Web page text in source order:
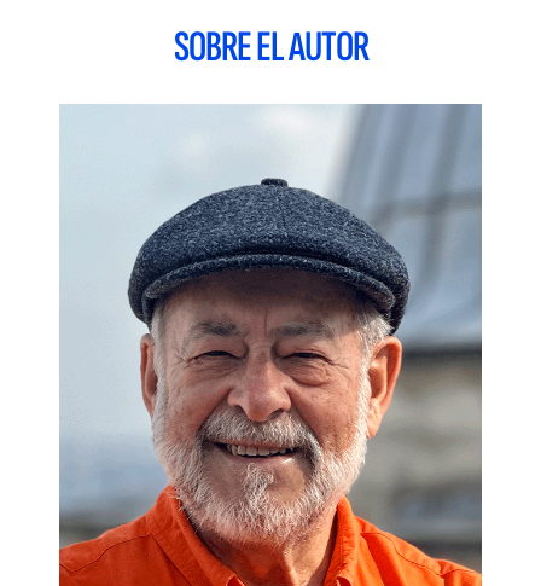
áreas en las que todo mando debe ejercer un dominio cada
vez más preciso es en la gestión de personas difíciles,
de los colaboradores que dependen de él; para eso, debe
desarrollar aptitudes y habilidades que permitan potenciar su
liderazgo, el trabajo en equipo, la motivación y la
comunicación, competencias de reconocido interés,
especialmente si se tiene en cuenta que una de las
principales funciones de todo mando responsable es dirigir
con la mayor eficacia el equipo humano puesto a su cargo y
favorecer su desarrollo.
Capítulo 1. La dirección y gestión de personas hoy.- Capítulo
2. Estilos de dirección.- Capítulo 3. Tipos de personas y
comportamientos humanos.- Capítulo 4. Organizaciones
tóxicas.- Capítulo 5. Personas difíciles y tóxicas.- Capítulo 6.
Cómo
SOBRE EL AUTOR